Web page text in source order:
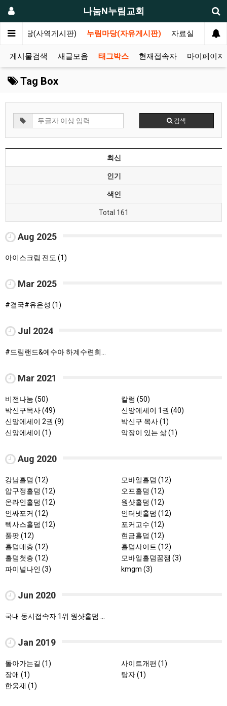
나눔N누림교회
나눔마당(사역게시판) 누림마당(자유게시판) 자료실
게시물검색 새글모음 태그박스 현재접속자 마이페이지
Tag Box
검색
최신
인기
색인
Total 161
Aug 2025
아이스크림 전도 (1)
Mar 2025
#결국#유은성 (1)
Jul 2024
Mar 2021
비전나눔 (50)
칼럼 (50)
박신구목사 (49)
신앙에세이 1권 (40)
신앙에세이 2권 (9)
박신구 목사 (1)
신앙에세이 (1)
악장이 있는 삶 (1)
Aug 2020
강남홀덤 (12)
모바일홀덤 (12)
압구정홀덤 (12)
오프홀덤 (12)
온라인홀덤 (12)
원샷홀덤 (12)
인싸포커 (12)
인터넷홀덤 (12)
텍사스홀덤 (12)
포커고수 (12)
풀팟 (12)
현금홀덤 (12)
홀덤매충 (12)
홀덤사이트 (12)
홀덤첫충 (12)
모바일홀덤꿈잼 (3)
파이널나인 (3)
kmgm (3)
Jun 2020
Jan 2019
돌아가는길 (1)
사이트개편 (1)
장애 (1)
탕자 (1)
한웅재 (1)